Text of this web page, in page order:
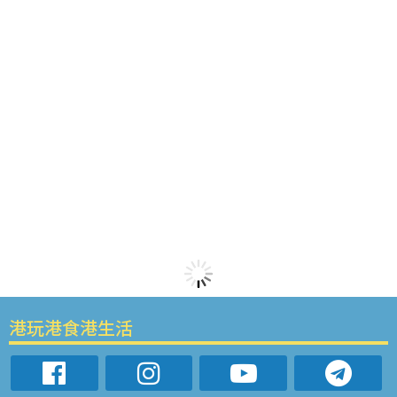
港玩港食港生活